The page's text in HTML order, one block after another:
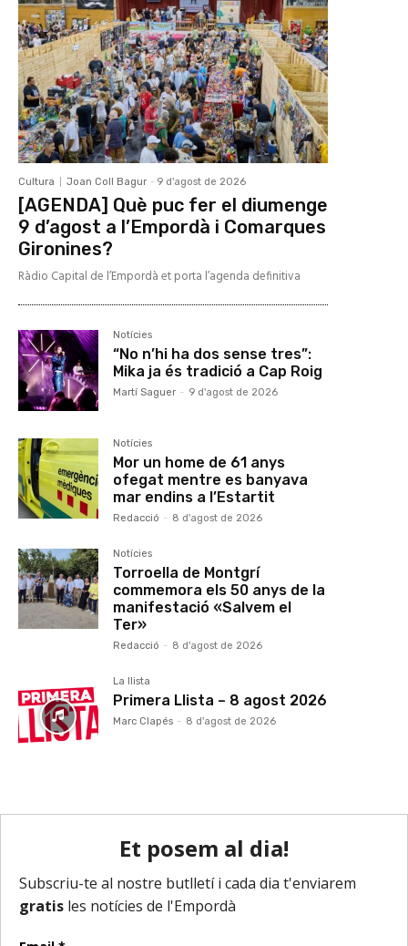
Cultura Joan Coll Bagur - 9 d'agost de 2026
[AGENDA] Què puc fer el diumenge
9 d’agost a l’Empordà i Comarques
Gironines?
Ràdio Capital de l’Empordà et porta l’agenda definitiva
Notícies
“No n’hi ha dos sense tres”:
Mika ja és tradició a Cap Roig
Martí Saguer - 9 d'agost de 2026
Notícies
Mor un home de 61 anys
ofegat mentre es banyava
mar endins a l’Estartit
Redacció - 8 d'agost de 2026
Notícies
Torroella de Montgrí
commemora els 50 anys de la
manifestació «Salvem el
Ter»
Redacció - 8 d'agost de 2026
La llista
Primera Llista – 8 agost 2026
Marc Clapés - 8 d'agost de 2026